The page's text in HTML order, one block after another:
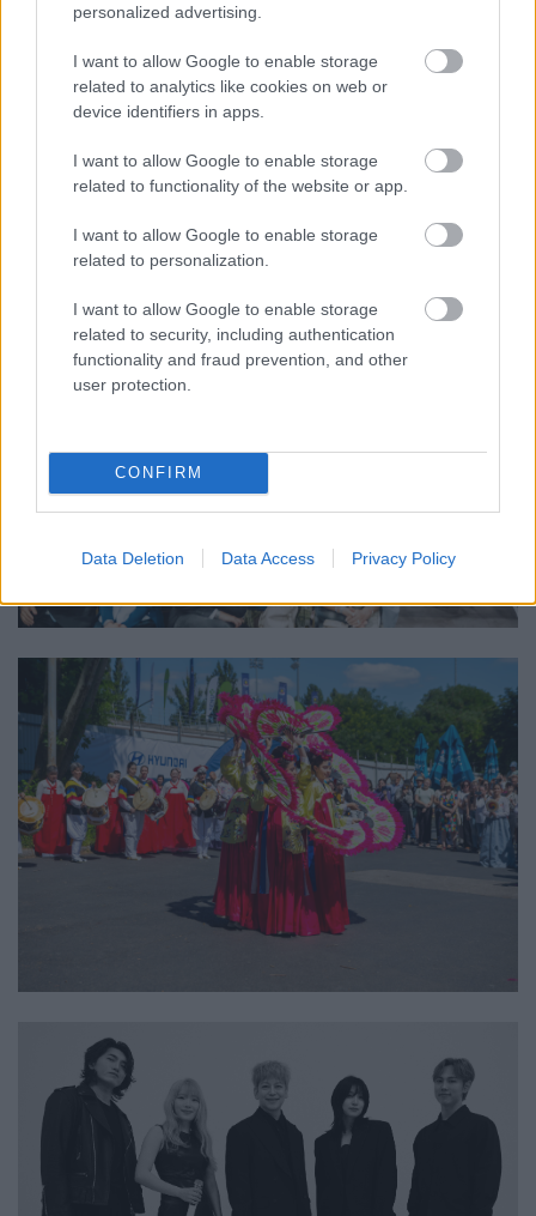
personalized advertising.
I want to allow Google to enable storage
related to analytics like cookies on web or
device identifiers in apps.
I want to allow Google to enable storage
related to functionality of the website or app.
I want to allow Google to enable storage
related to personalization.
I want to allow Google to enable storage
related to security, including authentication
functionality and fraud prevention, and other
user protection.
CONFIRM
Data Deletion Data Access Privacy Policy